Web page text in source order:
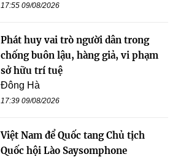
17:55 09/08/2026
Phát huy vai trò người dân trong
chống buôn lậu, hàng giả, vi phạm
sở hữu trí tuệ
Đông Hà
17:39 09/08/2026
Việt Nam để Quốc tang Chủ tịch
Quốc hội Lào Saysomphone